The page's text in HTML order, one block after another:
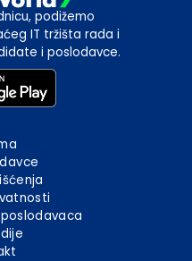
podižemo
IT tržišta rada i
i poslodavce.